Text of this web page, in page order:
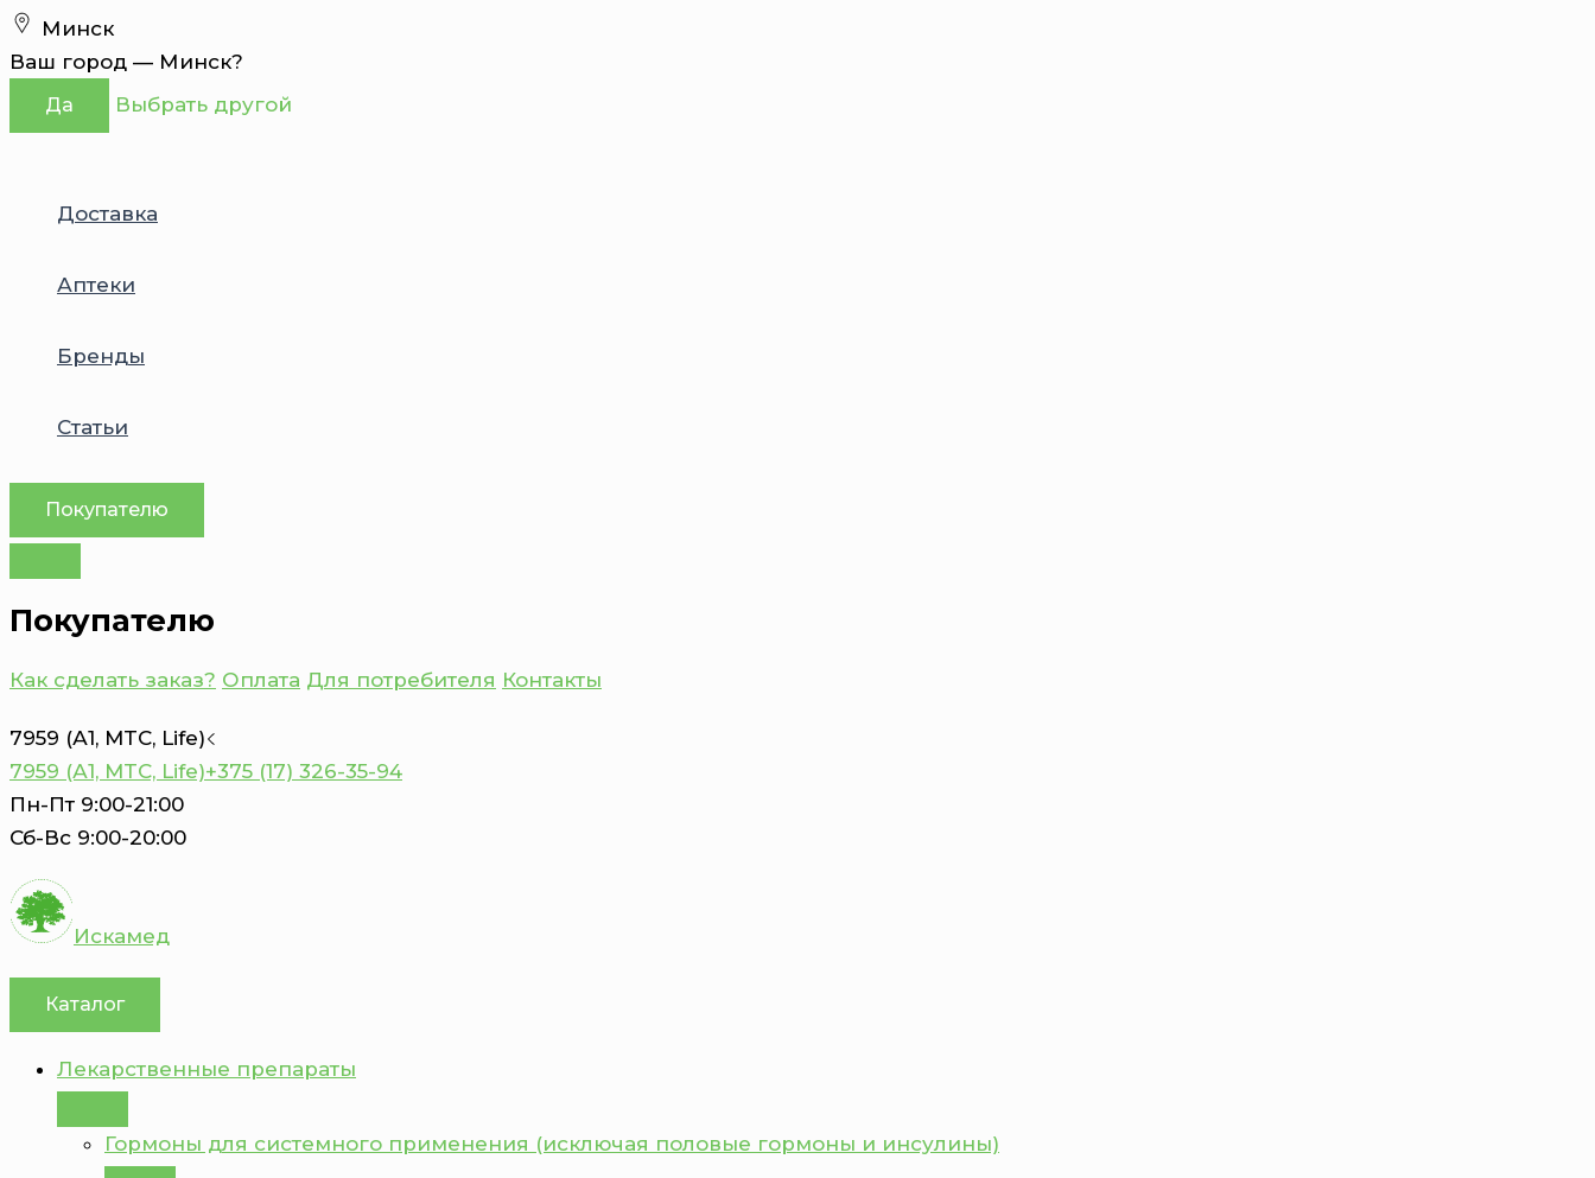
Перейти
к
содержимому
Минск
Ваш город — Минск?
Да Выбрать другой
Доставка
Аптеки
Бренды
Статьи
Покупателю
Покупателю
Как сделать заказ? Оплата Для потребителя Контакты
7959 (А1, MTC, Life)
7959 (А1, MTC, Life)+375 (17) 326-35-94
Пн-Пт 9:00-21:00
Сб-Вс 9:00-20:00
Искамед
Каталог
Лекарственные препараты
Гормоны для системного применения (исключая половые гормоны и инсулины)